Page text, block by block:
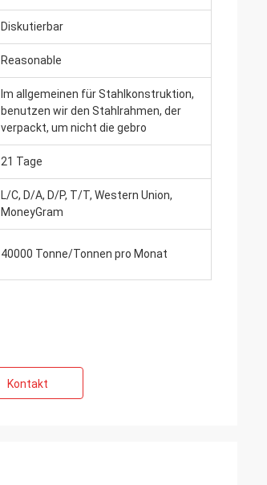
Diskutierbar
Reasonable
Im allgemeinen für Stahlkonstruktion,
benutzen wir den Stahlrahmen, der
verpackt, um nicht die gebro
21 Tage
L/C, D/A, D/P, T/T, Western Union,
MoneyGram
40000 Tonne/Tonnen pro Monat
Kontakt